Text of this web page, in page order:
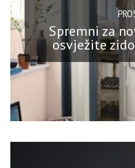
Spremni za
osvježite